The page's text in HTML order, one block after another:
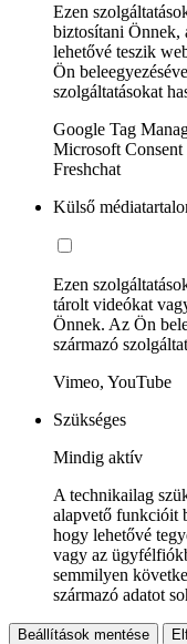
Ezen
biztosítani Önnek,
lehetővé teszik
Ön
szolgáltatásokat
Google Tag
Microsoft
Freshchat
Külső
Ezen
tárolt videókat
Önnek. Az Ön
származó
Vimeo, YouTube
Szükséges
Mindig aktív
A technikailag
alapvető funkcióit
hogy lehetővé
vagy az
semmilyen
származó adatot
Beállítások mentése